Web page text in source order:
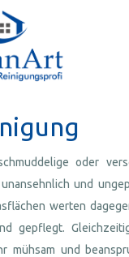
oder
und
werten
gepflegt.
mühsam und